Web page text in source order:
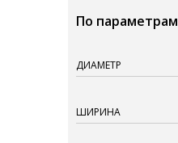
По параметрам
ДИАМЕТР
ШИРИНА